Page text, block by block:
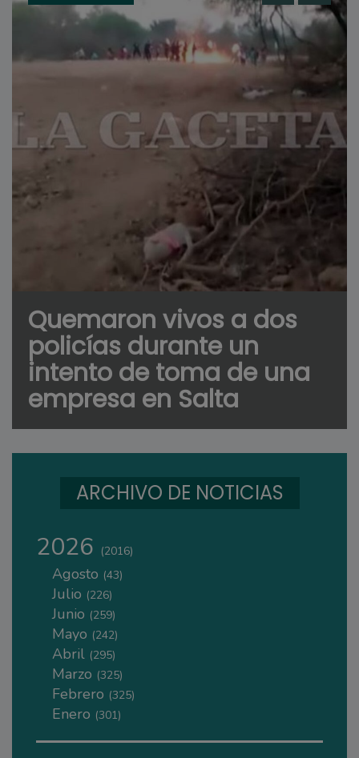
Quemaron vivos a dos
policías durante un
intento de toma de una
empresa en Salta
ARCHIVO DE NOTICIAS
2026 (2016)
Agosto (43)
Julio (226)
Junio (259)
Mayo (242)
Abril (295)
Marzo (325)
Febrero (325)
Enero (301)